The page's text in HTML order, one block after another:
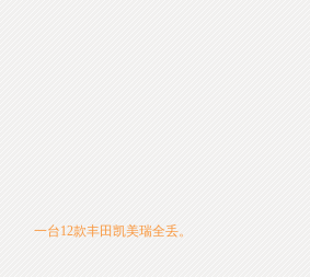
一台12款丰田凯美瑞全丢。